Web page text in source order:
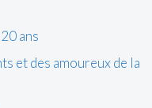
ans
et des amoureux de la